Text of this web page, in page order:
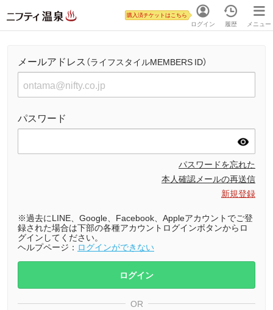
ログイン
購入済チケットはこちら
履歴 メニュー
メールアドレス （ライフスタイルMEMBERS ID）
パスワード
パスワードを忘れた
本人確認メールの再送信
新規登録
※過去にLINE、Google、Facebook、Appleアカウントでご登
録された場合は下部の各種アカウントログインボタンからロ
グインしてください。
ヘルプページ： ログインができない
ログイン
OR